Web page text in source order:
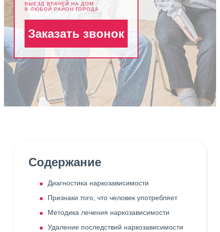
ВЫЕЗД ВРАЧЕЙ НА ДОМ
В ЛЮБОЙ РАЙОН ГОРОДА
Заказать звонок
Содержание
Диагностика наркозависимости
Признаки того, что человек употребляет
Методика лечения наркозависимости
Удаление последствий наркозависимости